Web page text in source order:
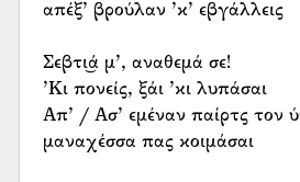
απέξ’ βρούλαν ’κ’ εβγάλλεις
Σεβτι͜ά μ’, αναθεμά σε!
’Κι πονείς, ξάι ’κι λυπάσαι
Απ’ / Ασ’ εμέναν παίρτς τον
μαναχέσσα πας κοιμάσαι